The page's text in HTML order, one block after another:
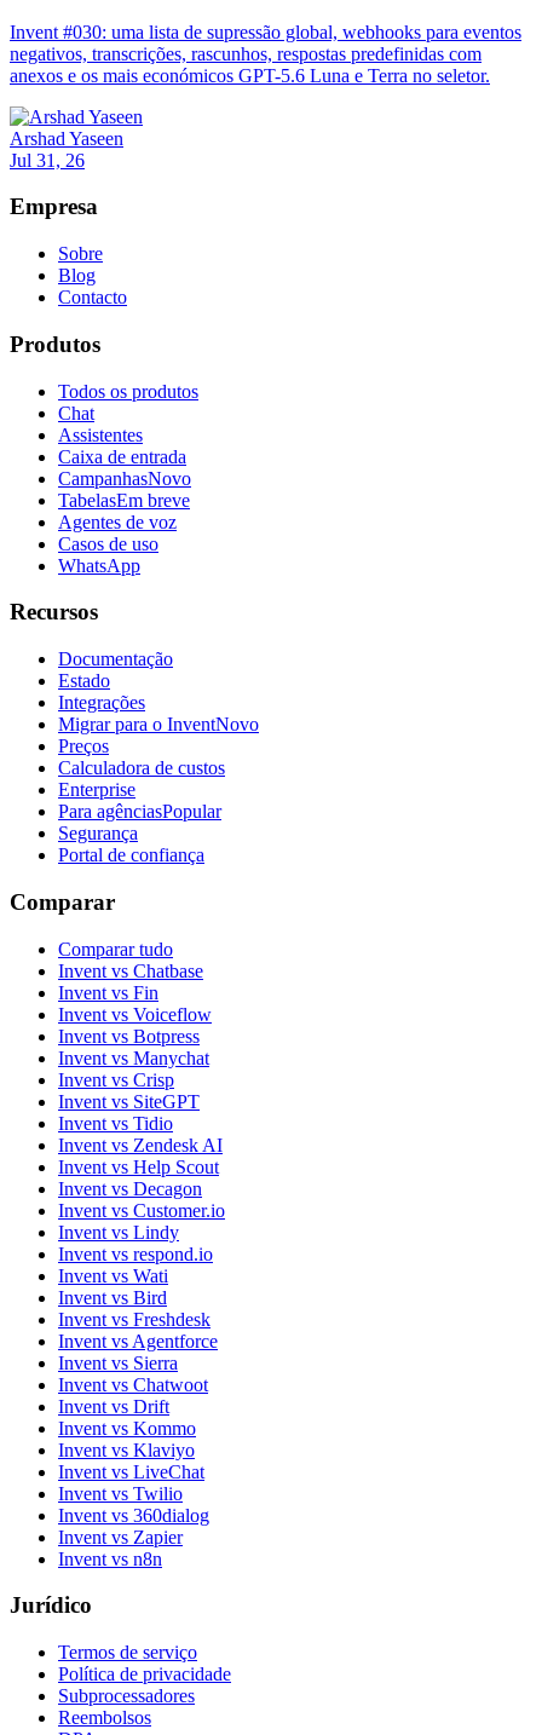
Invent #030: uma lista de supressão global, webhooks para eventos
negativos, transcrições, rascunhos, respostas predefinidas com
anexos e os mais económicos GPT-5.6 Luna e Terra no seletor.
Arshad Yaseen
Jul 31, 26
Empresa
Sobre
Blog
Contacto
Produtos
Todos os produtos
Chat
Assistentes
Caixa de entrada
CampanhasNovo
TabelasEm breve
Agentes de voz
Casos de uso
WhatsApp
Recursos
Documentação
Estado
Integrações
Migrar para o InventNovo
Preços
Calculadora de custos
Enterprise
Para agênciasPopular
Segurança
Portal de confiança
Comparar
Comparar tudo
Invent vs Chatbase
Invent vs Fin
Invent vs Voiceflow
Invent vs Botpress
Invent vs Manychat
Invent vs Crisp
Invent vs SiteGPT
Invent vs Tidio
Invent vs Zendesk AI
Invent vs Help Scout
Invent vs Decagon
Invent vs Customer.io
Invent vs Lindy
Invent vs respond.io
Invent vs Wati
Invent vs Bird
Invent vs Freshdesk
Invent vs Agentforce
Invent vs Sierra
Invent vs Chatwoot
Invent vs Drift
Invent vs Kommo
Invent vs Klaviyo
Invent vs LiveChat
Invent vs Twilio
Invent vs 360dialog
Invent vs Zapier
Invent vs n8n
Jurídico
Termos de serviço
Política de privacidade
Subprocessadores
Reembolsos